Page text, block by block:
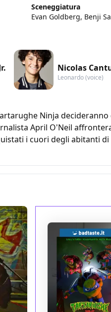
Sceneggiatura
Evan Goldberg, Benji
Nicolas
Leonardo (voice)
Ninja
April O'Neil
i cuori degli abitanti